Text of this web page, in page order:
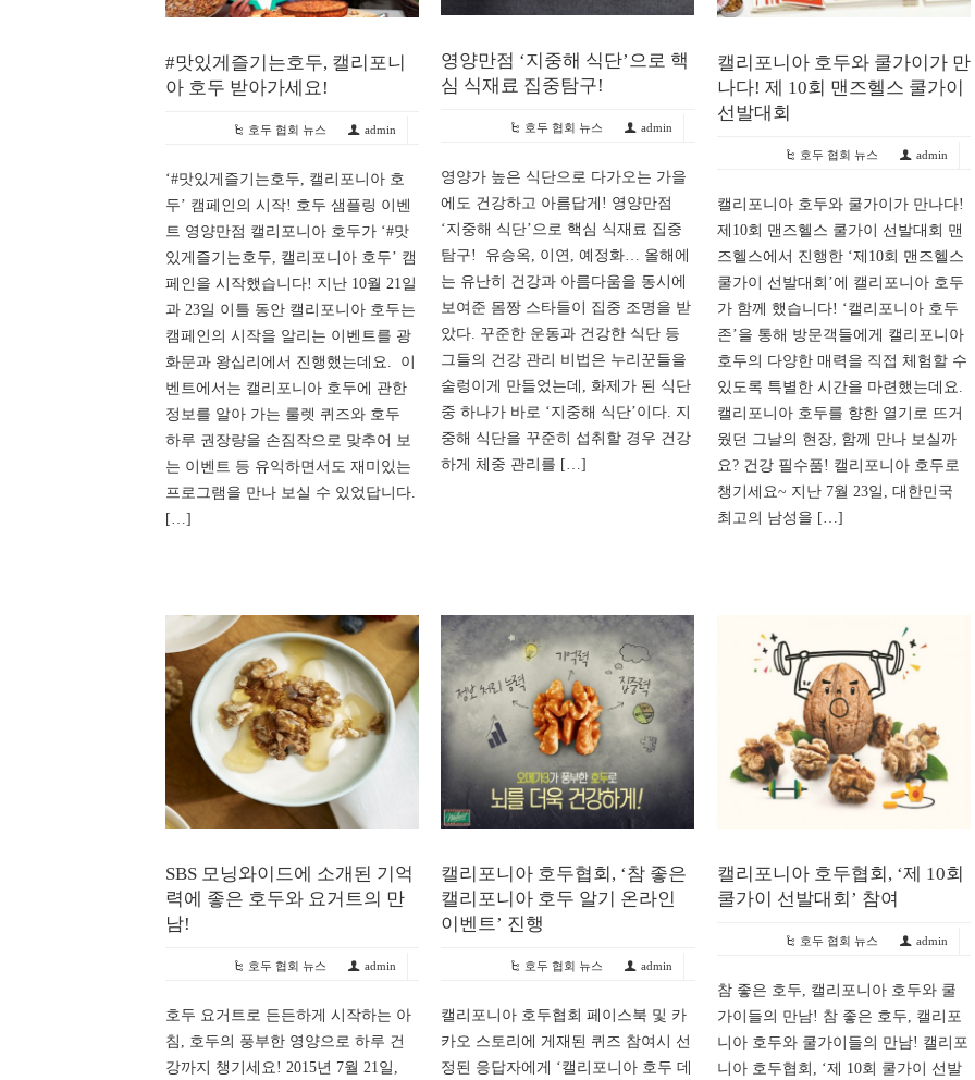
#맛있게즐기는호두, 캘리포니
아 호두 받아가세요!
admin
호두 협회 뉴스
‘#맛있게즐기는호두, 캘리포니아 호
두’ 캠페인의 시작! 호두 샘플링 이벤
트 영양만점 캘리포니아 호두가 ‘#맛
있게즐기는호두, 캘리포니아 호두’ 캠
페인을 시작했습니다! 지난 10월 21일
과 23일 이틀 동안 캘리포니아 호두는
캠페인의 시작을 알리는 이벤트를 광
화문과 왕십리에서 진행했는데요. 이
벤트에서는 캘리포니아 호두에 관한
정보를 알아 가는 룰렛 퀴즈와 호두
하루 권장량을 손짐작으로 맞추어 보
는 이벤트 등 유익하면서도 재미있는
프로그램을 만나 보실 수 있었답니다.
[…]
영양만점 ‘지중해 식단’으로 핵
심 식재료 집중탐구!
admin
호두 협회 뉴스
영양가 높은 식단으로 다가오는 가을
에도 건강하고 아름답게! 영양만점
‘지중해 식단’으로 핵심 식재료 집중
탐구! 유승옥, 이연, 예정화… 올해에
는 유난히 건강과 아름다움을 동시에
보여준 몸짱 스타들이 집중 조명을 받
았다. 꾸준한 운동과 건강한 식단 등
그들의 건강 관리 비법은 누리꾼들을
술렁이게 만들었는데, 화제가 된 식단
중 하나가 바로 ‘지중해 식단’이다. 지
중해 식단을 꾸준히 섭취할 경우 건강
하게 체중 관리를 […]
캘리포니아 호두와 쿨가이가 만
나다! 제 10회 맨즈헬스 쿨가이
선발대회
admin
호두 협회 뉴스
캘리포니아 호두와 쿨가이가 만나다!
제10회 맨즈헬스 쿨가이 선발대회 맨
즈헬스에서 진행한 ‘제10회 맨즈헬스
쿨가이 선발대회’에 캘리포니아 호두
가 함께 했습니다! ‘캘리포니아 호두
존’을 통해 방문객들에게 캘리포니아
호두의 다양한 매력을 직접 체험할 수
있도록 특별한 시간을 마련했는데요.
캘리포니아 호두를 향한 열기로 뜨거
웠던 그날의 현장, 함께 만나 보실까
요? 건강 필수품! 캘리포니아 호두로
챙기세요~ 지난 7월 23일, 대한민국
최고의 남성을 […]
SBS 모닝와이드에 소개된 기억
력에 좋은 호두와 요거트의 만
남!
admin
호두 협회 뉴스
호두 요거트로 든든하게 시작하는 아
침, 호두의 풍부한 영양으로 하루 건
강까지 챙기세요! 2015년 7월 21일,
캘리포니아 호두협회, ‘참 좋은
캘리포니아 호두 알기 온라인
이벤트’ 진행
admin
호두 협회 뉴스
캘리포니아 호두협회 페이스북 및 카
카오 스토리에 게재된 퀴즈 참여시 선
정된 응답자에게 ‘캘리포니아 호두 데
캘리포니아 호두협회, ‘제 10회
쿨가이 선발대회’ 참여
admin
호두 협회 뉴스
참 좋은 호두, 캘리포니아 호두와 쿨
가이들의 만남! 참 좋은 호두, 캘리포
니아 호두와 쿨가이들의 만남! 캘리포
니아 호두협회, ‘제 10회 쿨가이 선발